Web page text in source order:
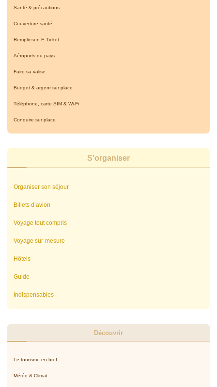
Santé & précautions
Couverture santé
Remplir son E-Ticket
Aéroports du pays
Faire sa valise
Budget & argent sur place
Téléphone, carte SIM & Wi-Fi
Conduire sur place
S'organiser
Organiser son séjour
Billets d’avion
Voyage tout compris
Voyage sur-mesure
Hôtels
Guide
Indispensables
Découvrir
Le tourisme en bref
Météo & Climat